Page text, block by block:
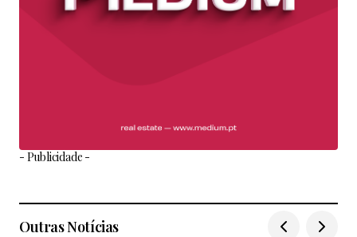
- Publicidade -
Outras Notícias